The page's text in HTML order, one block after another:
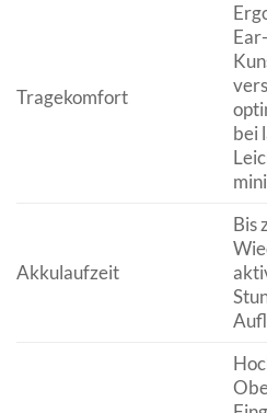
Tragekomfort
bei
Akkulaufzeit
Bis